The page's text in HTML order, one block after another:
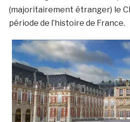
(majoritairement étranger) le
période de l’histoire de France.